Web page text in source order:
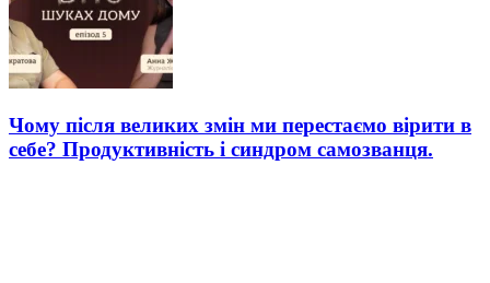
Чому після великих змін ми перестаємо вірити в
себе? Продуктивність і синдром самозванця.